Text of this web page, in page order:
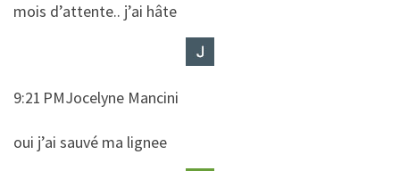
mois d’attente.. j’ai hâte
9:21 PMJocelyne Mancini
​​oui j’ai sauvé ma lignee